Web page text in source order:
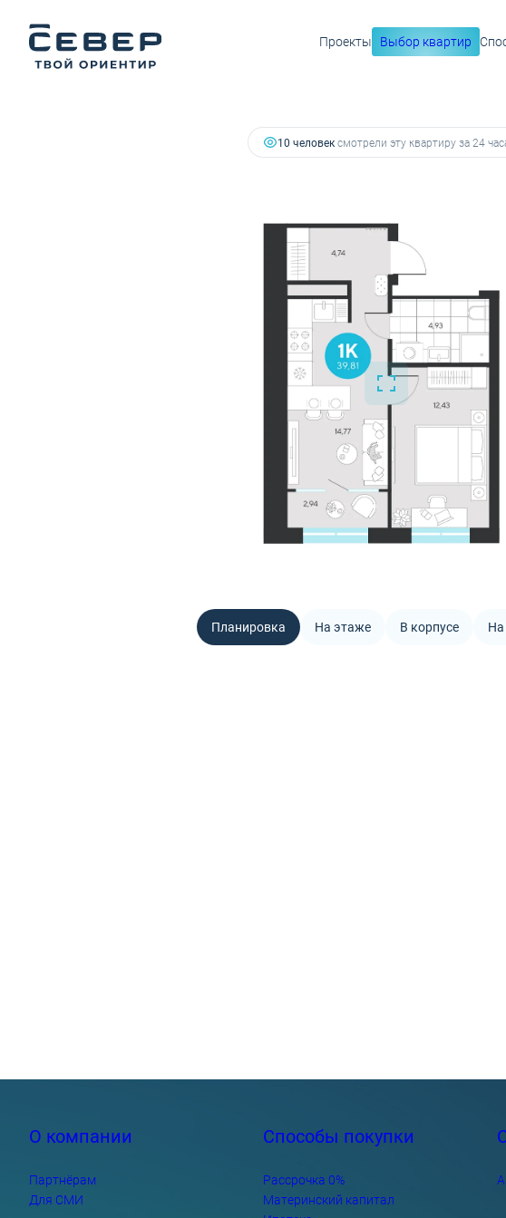
Проекты Выбор квартир
1-комнатная39.81 м Ипотекаот 23 267 руб.
10 человексмотрели эту квартиру за 24
Планировка На этаже В корпусе На
О компании
Партнёрам
Для СМИ
Способы покупки
Рассрочка 0%
Материнский капитал